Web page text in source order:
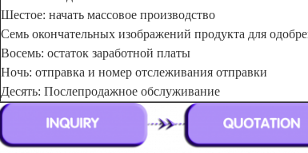
Шестое: начать массовое производство
Семь окончательных изображений продукта для
Восемь: остаток заработной платы
Ночь: отправка и номер отслеживания отправки
Десять: Послепродажное обслуживание